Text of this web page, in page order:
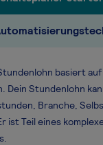
basiert
Dein Stundenlohn
Branche,
ist Teil eines